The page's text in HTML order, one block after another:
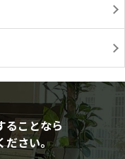
ることなら
ださい。